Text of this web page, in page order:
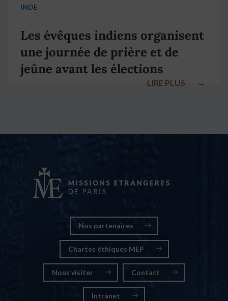
INDE
Les évêques indiens organisent
une journée de prière et de
jeûne avant les élections
LIRE PLUS →
Nos partenaires
Chartes éthiques MEP
Nous visiter Contact
Intranet